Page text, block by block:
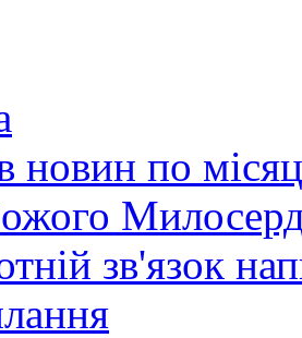
новин по
зв'язок